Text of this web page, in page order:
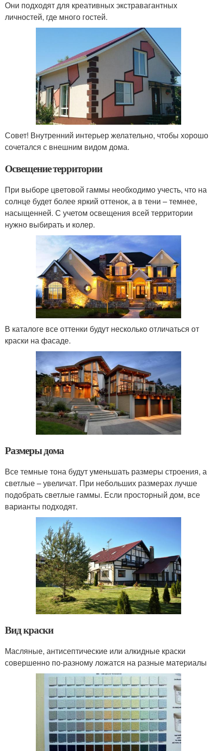
Они подходят для креативных экстравагантных
личностей, где много гостей.
Совет! Внутренний интерьер желательно, чтобы хорошо
сочетался с внешним видом дома.
Освещение территории
При выборе цветовой гаммы необходимо учесть, что на
солнце будет более яркий оттенок, а в тени – темнее,
насыщенней. С учетом освещения всей территории
нужно выбирать и колер.
В каталоге все оттенки будут несколько отличаться от
краски на фасаде.
Размеры дома
Все темные тона будут уменьшать размеры строения, а
светлые – увеличат. При небольших размерах лучше
подобрать светлые гаммы. Если просторный дом, все
варианты подходят.
Вид краски
Масляные, антисептические или алкидные краски
совершенно по-разному ложатся на разные материалы